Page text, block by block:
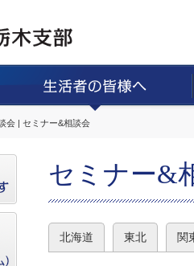
会 | セミナー&相談会
セミナー&
北海道 東北 関